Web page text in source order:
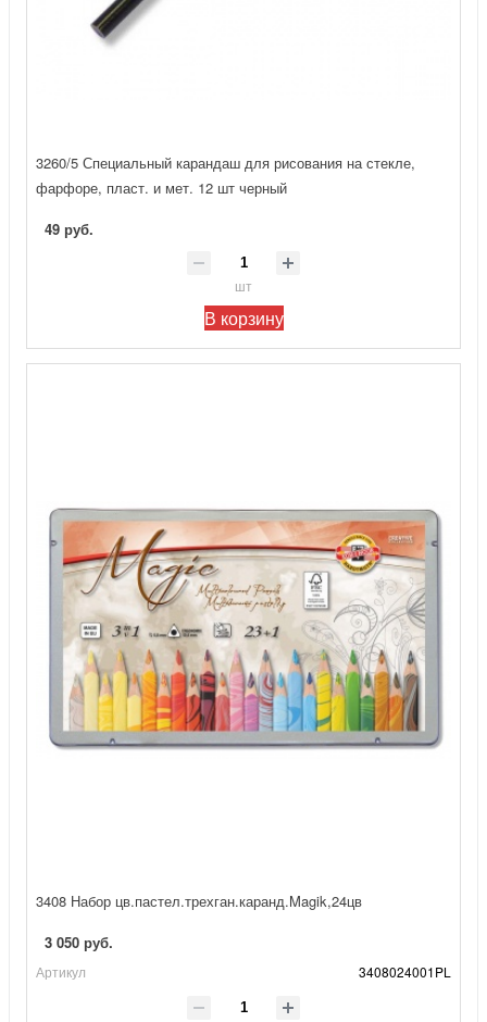
3260/5 Специальный карандаш для рисования на стекле,
фарфоре, пласт. и мет. 12 шт черный
49 руб.
шт
В корзину
3408 Набор цв.пастел.трехган.каранд.Magik,24цв
3 050 руб.
Артикул 3408024001PL